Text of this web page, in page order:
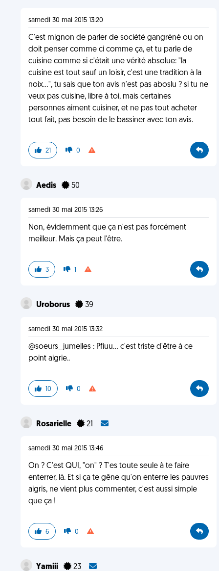
samedi 30 mai 2015 13:20
C'est mignon de parler de société gangréné ou on
doit penser comme ci comme ça, et tu parle de
cuisine comme si c'était une vérité absolue: "la
cuisine est tout sauf un loisir, c'est une tradition à la
noix...", tu sais que ton avis n'est pas aboslu ? si tu ne
veux pas cuisine, libre à toi, mais certaines
personnes aiment cuisiner, et ne pas tout acheter
tout fait, pas besoin de le bassiner avec ton avis.
21 0
Aedis 50
samedi 30 mai 2015 13:26
Non, évidemment que ça n'est pas forcément
meilleur. Mais ça peut l'être.
3 1
Uroborus 39
samedi 30 mai 2015 13:32
@soeurs_jumelles : Pfiuu... c'est triste d'être à ce
point aigrie..
10 0
Rosarielle 21
samedi 30 mai 2015 13:46
On ? C'est QUI, "on" ? T'es toute seule à te faire
enterrer, là. Et si ça te gêne qu'on enterre les pauvres
aigris, ne vient plus commenter, c'est aussi simple
que ça !
6 0
Yamiii 23